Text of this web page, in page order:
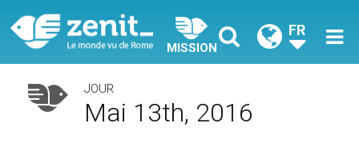
MISSION
FR
JOUR
Mai 13th, 2016